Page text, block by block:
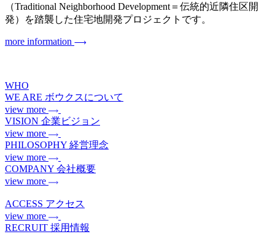
（Traditional Neighborhood Development＝伝統的近隣住区開
発）を踏襲した住宅地開発プロジェクトです。
more information
WHO
WE ARE ボウクスについて
view more
VISION 企業ビジョン
view more
PHILOSOPHY 経営理念
view more
COMPANY 会社概要
view more
ACCESS アクセス
view more
RECRUIT 採用情報